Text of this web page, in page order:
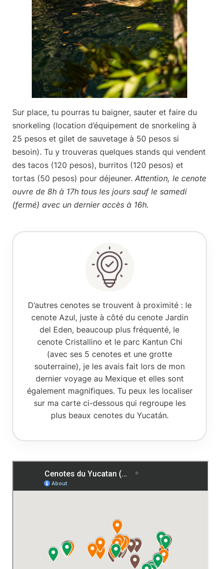
Sur place, tu pourras tu baigner, sauter et faire du
snorkeling (location d’équipement de snorkeling à
25 pesos et gilet de sauvetage à 50 pesos si
besoin). Tu y trouveras quelques stands qui vendent
des tacos (120 pesos), burritos (120 pesos) et
tortas (50 pesos) pour déjeuner. Attention, le cenote
ouvre de 8h à 17h tous les jours sauf le samedi
(fermé) avec un dernier accès à 16h.
D’autres cenotes se trouvent à proximité: le
cenote Azul, juste à côté du cenote Jardin
del Eden, beaucoup plus fréquenté, le
cenote Cristallino et le parc Kantun Chi
(avec ses 5 cenotes et une grotte
souterraine), je les avais fait lors de mon
dernier voyage au Mexique et elles sont
également magnifiques. Tu peux les localiser
sur ma carte ci-dessous qui regroupe les
plus beaux cenotes du Yucatán.